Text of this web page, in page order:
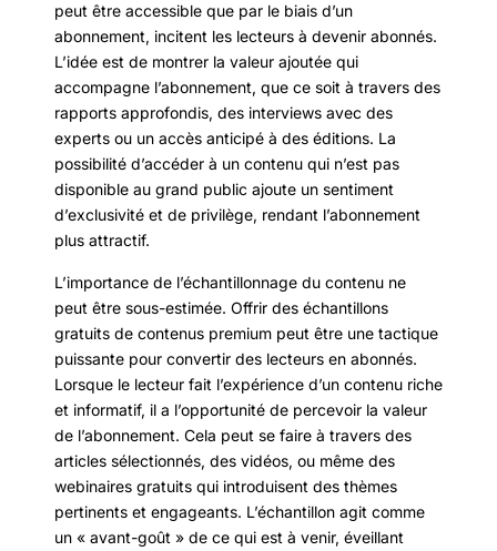
peut être accessible que par le biais d’un
abonnement, incitent les lecteurs à devenir abonnés.
L’idée est de montrer la valeur ajoutée qui
accompagne l’abonnement, que ce soit à travers des
rapports approfondis, des interviews avec des
experts ou un accès anticipé à des éditions. La
possibilité d’accéder à un contenu qui n’est pas
disponible au grand public ajoute un sentiment
d’exclusivité et de privilège, rendant l’abonnement
plus attractif.
L’importance de l’échantillonnage du contenu ne
peut être sous-estimée. Offrir des échantillons
gratuits de contenus premium peut être une tactique
puissante pour convertir des lecteurs en abonnés.
Lorsque le lecteur fait l’expérience d’un contenu riche
et informatif, il a l’opportunité de percevoir la valeur
de l’abonnement. Cela peut se faire à travers des
articles sélectionnés, des vidéos, ou même des
webinaires gratuits qui introduisent des thèmes
pertinents et engageants. L’échantillon agit comme
un « avant-goût » de ce qui est à venir, éveillant